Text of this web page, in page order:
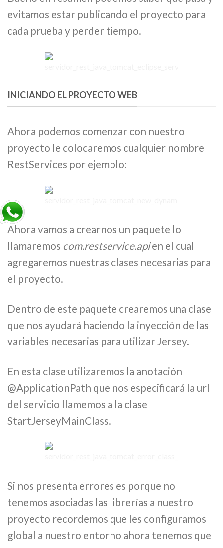
evitamos estar publicando el proyecto para
cada prueba y perder tiempo.
INICIANDO EL PROYECTO WEB
Ahora podemos comenzar con nuestro
proyecto le colocaremos cualquier nombre
RestServices por ejemplo:
Ahora vamos a crearnos un paquete lo
llamaremos com.restservice.apien el cual
agregaremos nuestras clases necesarias para
el proyecto.
Dentro de este paquete crearemos una clase
que nos ayudará haciendo la inyección de las
variables necesarias para utilizar Jersey.
En esta clase utilizaremos la anotación
@ApplicationPath que nos especificará la url
del servicio llamemos a la clase
StartJerseyMainClass.
Si nos presenta errores es porque no
tenemos asociadas las librerías a nuestro
proyecto recordemos que les configuramos
global a nuestro entorno ahora tenemos que